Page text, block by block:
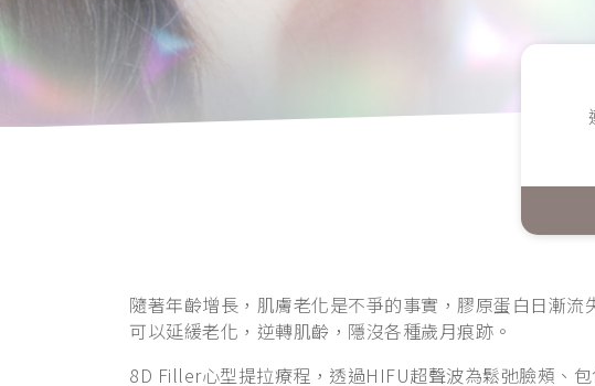
隨著年齡增長，肌膚老化是不爭的事實，膠原蛋白日漸
可以延緩老化，逆轉肌齡，隱沒各種歲月痕跡。
8D Filler心型提拉療程，透過HIFU超聲波為鬆弛臉頰、